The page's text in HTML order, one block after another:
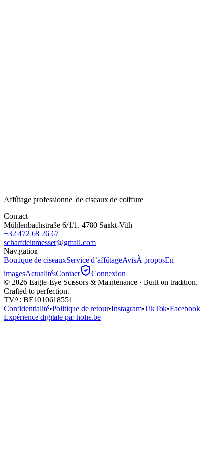
Affûtage professionnel de ciseaux de coiffure
Contact
Mühlenbachstraße 6/1/1, 4780 Sankt-Vith
+32 472 68 26 67
scharfdeinmesser@gmail.com
Navigation
Boutique de ciseauxService d’affûtageAvisÀ proposEn
imagesActualitésContact
Connexion
© 2026 Eagle-Eye Scissors & Maintenance · Built on tradition.
Crafted to perfection.
TVA: BE1010618551
Confidentialité•Politique de retour•Instagram•TikTok•Facebook
Expérience digitale par holie.be